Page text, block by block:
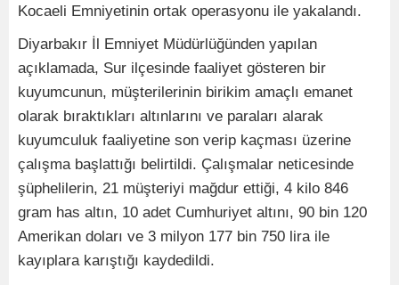
Kocaeli Emniyetinin ortak operasyonu ile yakalandı.
Diyarbakır İl Emniyet Müdürlüğünden yapılan
açıklamada, Sur ilçesinde faaliyet gösteren bir
kuyumcunun, müşterilerinin birikim amaçlı emanet
olarak bıraktıkları altınlarını ve paraları alarak
kuyumculuk faaliyetine son verip kaçması üzerine
çalışma başlattığı belirtildi. Çalışmalar neticesinde
şüphelilerin, 21 müşteriyi mağdur ettiği, 4 kilo 846
gram has altın, 10 adet Cumhuriyet altını, 90 bin 120
Amerikan doları ve 3 milyon 177 bin 750 lira ile
kayıplara karıştığı kaydedildi.